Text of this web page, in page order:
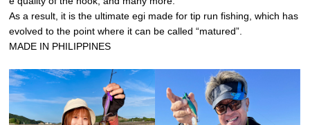
As a result, it is the ultimate egi made for tip run fishing, which has
evolved to the point where it can be called “matured”.
MADE IN PHILIPPINES